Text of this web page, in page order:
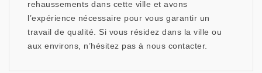
rehaussements dans cette ville et avons
l’expérience nécessaire pour vous garantir un
travail de qualité. Si vous résidez dans la ville ou
aux environs, n’hésitez pas à nous contacter.